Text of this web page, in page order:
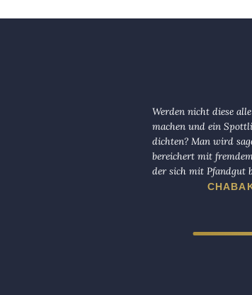
Werden nicht diese
machen und ein
dichten? Man wird
bereichert mit
der sich mit Pfandgut